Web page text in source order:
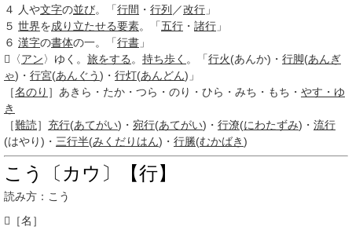
４
人や文字の並び。「行間 ・ 行列 ／改行 」
５ 世界を成り立たせる要素。「五行 ・ 諸行 」
６ 漢字の書体の一。「行書 」
〈アン〉ゆく。 旅をする 。 持ち歩く 。「行火(あんか)・ 行脚(あんぎ
ゃ)・ 行宮(あんぐう)・ 行灯(あんどん)」
［名のり ］あきら・たか・つら・のり・ひら・みち・もち・ やす・ゆ
き
［難読］ 充行(あてがい)・ 宛行(あてがい)・ 行潦(にわたずみ)・ 流行
(はやり)・ 三行半(みくだりはん)・ 行縢(むかばき)
こう〔カウ〕【行】
読み方：こう
 ［名］